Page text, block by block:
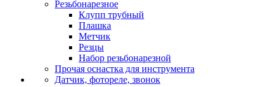
Резьбонарезное
Клупп трубный
Плашка
Метчик
Резцы
Набор резьбонарезной
Прочая оснастка для инструмента
Датчик, фотореле, звонок